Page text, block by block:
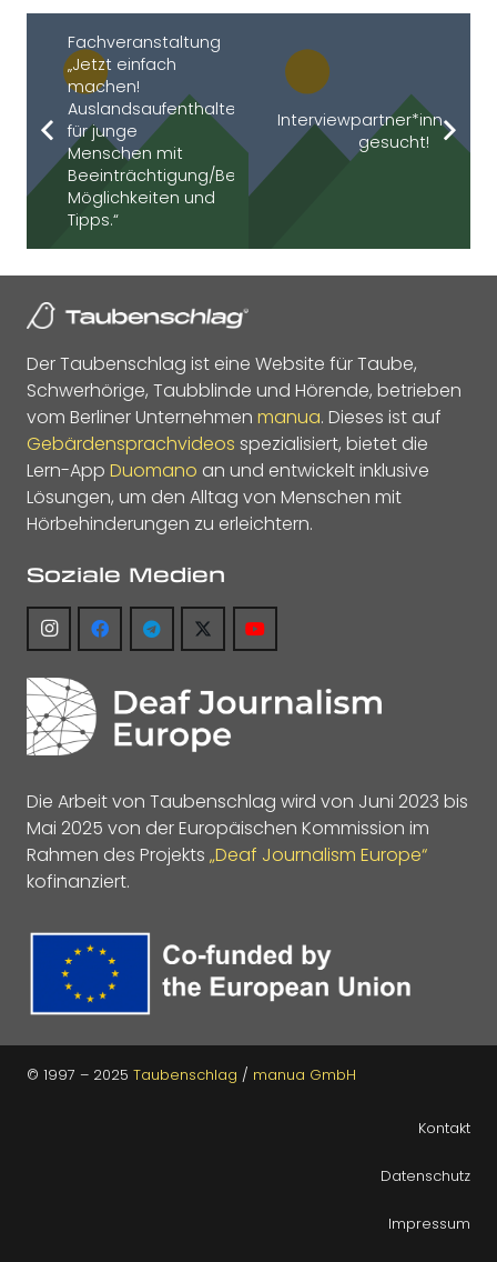
Fachveranstaltung
„Jetzt einfach
machen!
Auslandsaufenthalte
für junge
Menschen mit
Beeinträchtigung/Behinderung,
Möglichkeiten und
Tipps.“
Interviewpartner*innen
gesucht!
Der Taubenschlag ist eine Website für Taube,
Schwerhörige, Taubblinde und Hörende, betrieben
vom Berliner Unternehmen manua. Dieses ist auf
Gebärdensprachvideos spezialisiert, bietet die
Lern-App Duomano an und entwickelt inklusive
Lösungen, um den Alltag von Menschen mit
Hörbehinderungen zu erleichtern.
Soziale Medien
Die Arbeit von Taubenschlag wird von Juni 2023 bis
Mai 2025 von der Europäischen Kommission im
Rahmen des Projekts „Deaf Journalism Europe“
kofinanziert.
© 1997 – 2025 Taubenschlag / manua GmbH
Kontakt
Datenschutz
Impressum